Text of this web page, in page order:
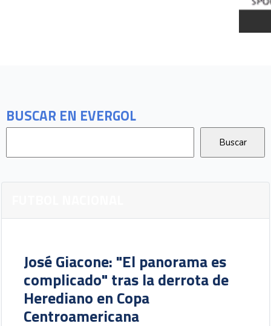
BUSCAR EN EVERGOL
José Giacone: "El panorama es
complicado" tras la derrota de
Herediano en Copa
Centroamericana